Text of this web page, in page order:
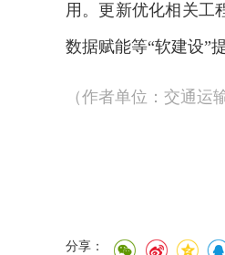
用。更新优化相关工
数据赋能等“软建设”
（作者单位：交通运
分享：